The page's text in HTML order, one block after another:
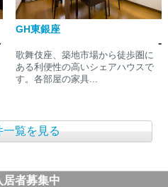
GH東銀座
-
歌舞伎座、築地市場から徒歩圏に
ある利便性の高いシェアハウスで
す。各部屋の家具...
一覧を見る
居者募集中